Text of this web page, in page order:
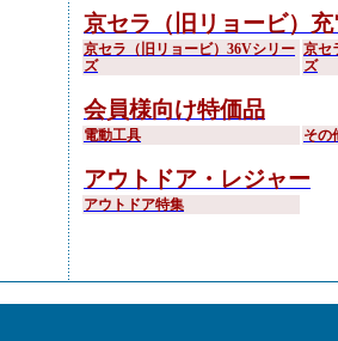
京セラ（旧リョービ）
京セラ（旧リョービ）36Vシリー
ズ
京セ
ズ
会員様向け特価品
電動工具 その
アウトドア・レジャー
アウトドア特集